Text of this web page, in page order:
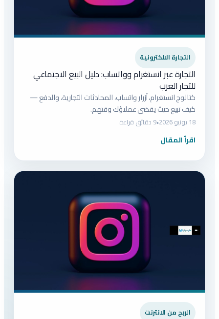
التجارة الالكترونية
التجارة عبر انستغرام وواتساب: دليل البيع الاجتماعي
للتجار العرب
كتالوج انستغرام، أزرار واتساب، المحادثات التجارية، والدفع —
كيف تبيع حيث يقضي عملاؤك وقتهم.
18 يونيو 2026 •9 دقائق قراءة
اقرأ المقال
الربح من الانترنت